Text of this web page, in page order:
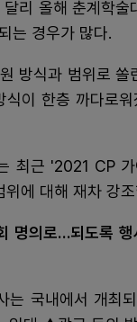
리 올해 춘계학술
는 경우가 많다.
방식과 범위로 쏠
이 한층 까다로워
최근 '2021 CP
위에 대해 재차 강
명의로…되도록 행
는 국내에서 개